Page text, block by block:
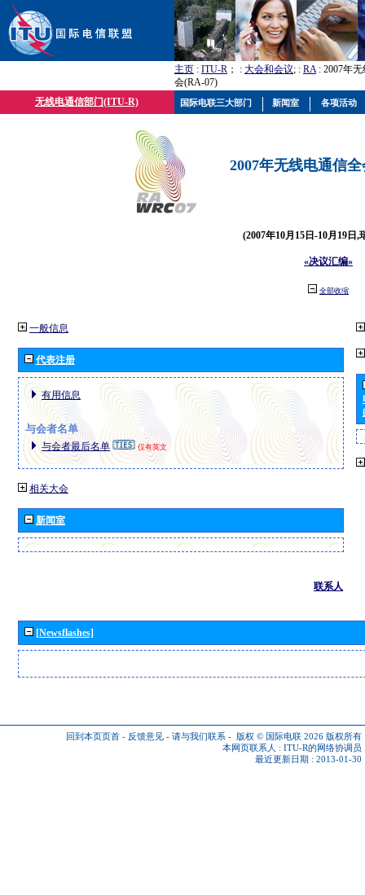
主页 : ITU-R ； : 大会和会议; : RA: 2007年
会(RA-07)
无线电通信部门(ITU-R)
2007年无线电通信
(2007年10月15日-10月19日,
«决议汇编»
全部收缩
一般信息
代表注册
有用信息
与会者名单
与会者最后名单 仅有英文
相关大会
新闻室
联系人
[Newsflashes]
回到本页页首 - 反馈意见 - 请与我们联系 - 版权 © 国际电联 2026 版权所有
本网页联系人 : ITU-R的网络协调员
最近更新日期 : 2013-01-30
国际电联三大部门 新闻室 各项活动